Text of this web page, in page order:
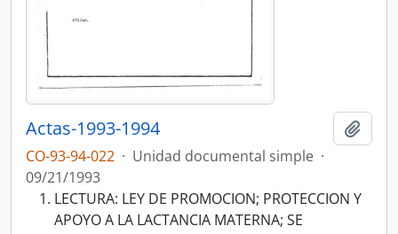
Actas-1993-1994
CO-93-94-022 · Unidad documental simple ·
09/21/1993
LECTURA: LEY DE PROMOCION; PROTECCION Y
APOYO A LA LACTANCIA MATERNA; SE